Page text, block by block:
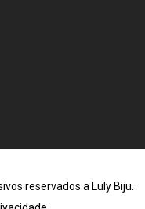
reservados a Luly Biju.